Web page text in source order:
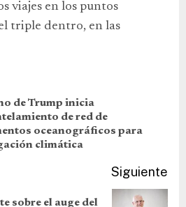
viajes en los puntos
triple dentro, en las
de Trump inicia
de red de
oceanográficos para
climática
Siguiente
sobre el auge del